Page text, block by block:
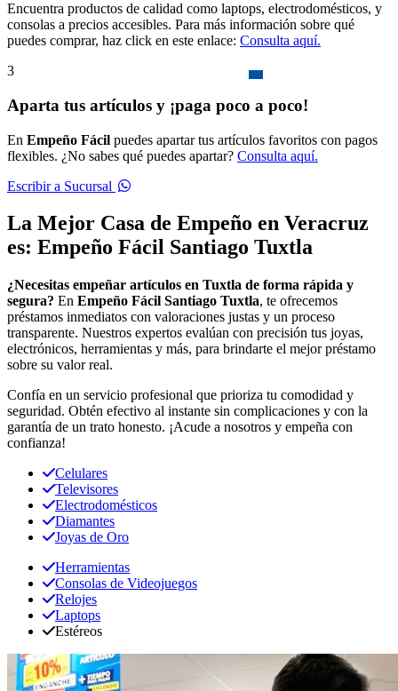
Encuentra productos de calidad como laptops, electrodomésticos, y
consolas a precios accesibles. Para más información sobre qué
puedes comprar, haz click en este enlace: Consulta aquí.
3
Aparta tus artículos y ¡paga poco a poco!
En Empeño Fácil puedes apartar tus artículos favoritos con pagos
flexibles. ¿No sabes qué puedes apartar? Consulta aquí.
Escribir a Sucursal
La Mejor Casa de Empeño en Veracruz
es: Empeño Fácil Santiago Tuxtla
¿Necesitas empeñar artículos en Tuxtla de forma rápida y
segura? En Empeño Fácil Santiago Tuxtla, te ofrecemos
préstamos inmediatos con valoraciones justas y un proceso
transparente. Nuestros expertos evalúan con precisión tus joyas,
electrónicos, herramientas y más, para brindarte el mejor préstamo
sobre su valor real.
Confía en un servicio profesional que prioriza tu comodidad y
seguridad. Obtén efectivo al instante sin complicaciones y con la
garantía de un trato honesto. ¡Acude a nosotros y empeña con
confianza!
Celulares
Televisores
Electrodomésticos
Diamantes
Joyas de Oro
Herramientas
Consolas de Videojuegos
Relojes
Laptops
Estéreos